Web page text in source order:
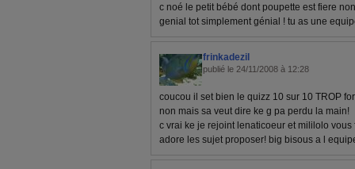
c noé le petit bébé dont poupette est fiere
genial tot simplement génial ! tu as une
frinkadezil
publié le 24/11/2008 à 12:28
coucou il set bien le quizz 10 sur 10 TROP
non mais sa veut dire ke g pa perdu la main!
c vrai ke je rejoint lenaticoeur et mililolo
adore les sujet proposer! big bisous a l